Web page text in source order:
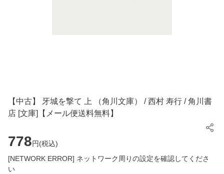
【中古】 牙城を撃て 上 （角川文庫） / 西村 寿行 / 角川書
店 [文庫]【メール便送料無料】
778円(税込)
[NETWORK ERROR] ネットワーク周りの設定を確認してくださ
い